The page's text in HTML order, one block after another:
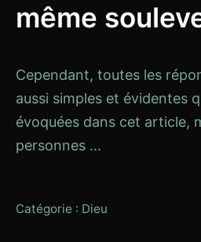
même
Cependant, toutes les
aussi simples et évidentes
évoquées dans cet article,
personnes ...
Catégorie : Dieu